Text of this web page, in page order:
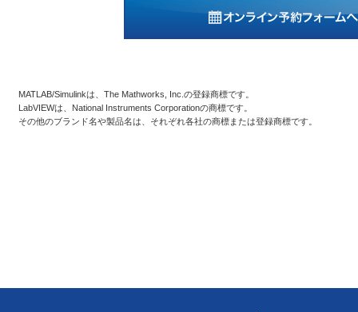
MATLAB/Simulinkは、The Mathworks, Inc.の登録商標です。
LabVIEWは、National Instruments Corporationの商標です。
その他のブランド名や製品名は、それぞれ各社の商標または登録商標です。